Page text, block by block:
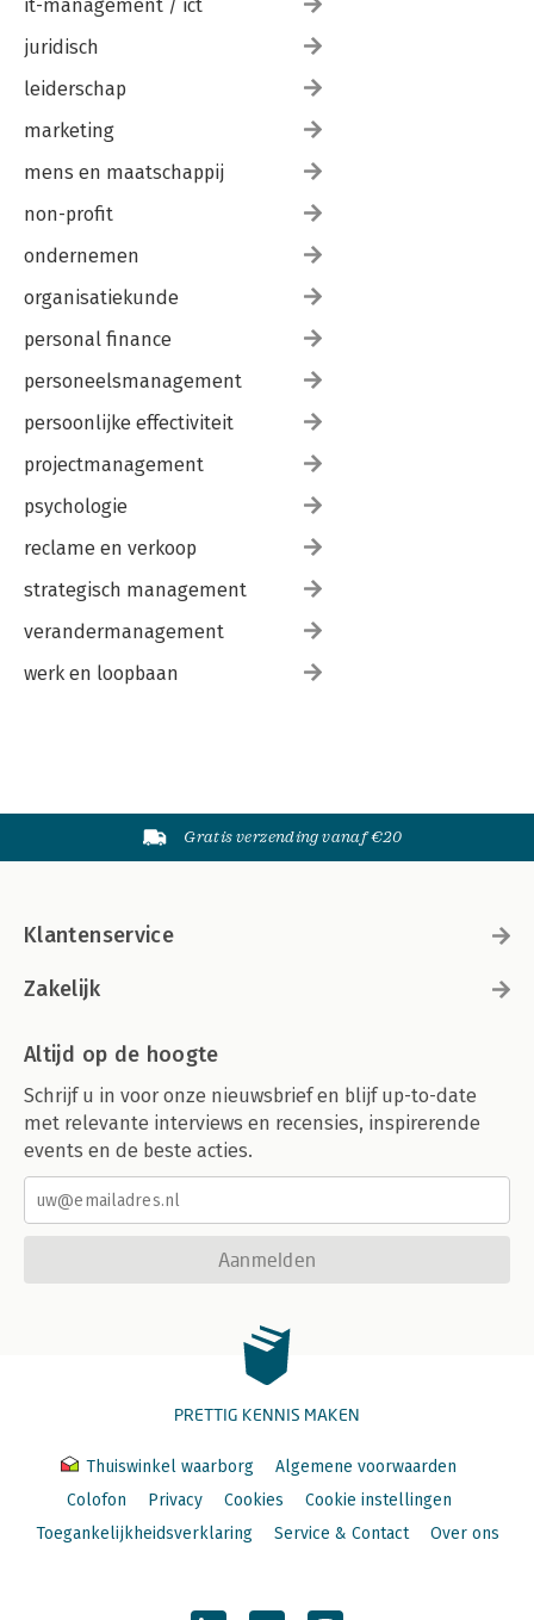
it-management / ict
juridisch
leiderschap
marketing
mens en maatschappij
non-profit
ondernemen
organisatiekunde
personal finance
personeelsmanagement
persoonlijke effectiviteit
projectmanagement
psychologie
reclame en verkoop
strategisch management
verandermanagement
werk en loopbaan
Gratis verzending vanaf €20
Klantenservice
Zakelijk
Altijd op de hoogte
Schrijf u in voor onze nieuwsbrief en blijf up-to-date
met relevante interviews en recensies, inspirerende
events en de beste acties.
Aanmelden
PRETTIG KENNIS MAKEN
Thuiswinkel waarborg
Algemene voorwaarden
Colofon
Privacy Cookies
Cookie instellingen
Toegankelijkheidsverklaring
Service & Contact Over ons